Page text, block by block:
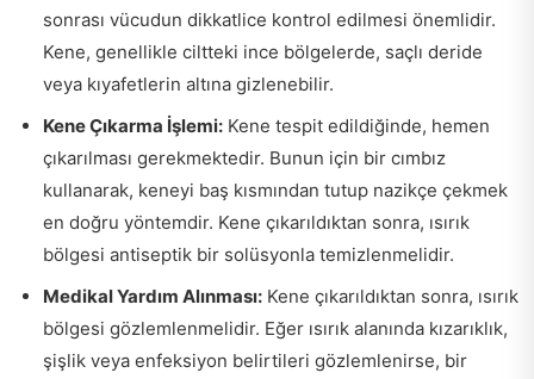
sonrası vücudun dikkatlice kontrol edilmesi önemlidir.
Kene, genellikle ciltteki ince bölgelerde, saçlı deride
veya kıyafetlerin altına gizlenebilir.
Kene Çıkarma İşlemi: Kene tespit edildiğinde, hemen
çıkarılması gerekmektedir. Bunun için bir cımbız
kullanarak, keneyi baş kısmından tutup nazikçe çekmek
en doğru yöntemdir. Kene çıkarıldıktan sonra, ısırık
bölgesi antiseptik bir solüsyonla temizlenmelidir.
Medikal Yardım Alınması: Kene çıkarıldıktan sonra, ısırık
bölgesi gözlemlenmelidir. Eğer ısırık alanında kızarıklık,
şişlik veya enfeksiyon belirtileri gözlemlenirse, bir